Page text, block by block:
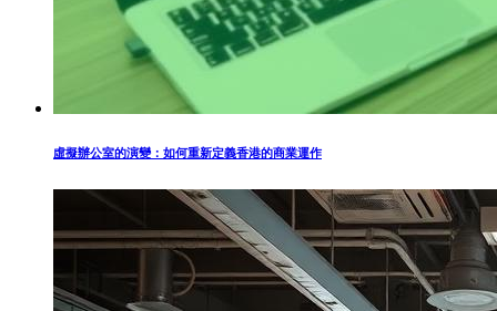
虛擬辦公室的演變：如何重新定義香港的商業運作